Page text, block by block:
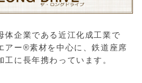
体企業である近江化成工業で
アー®素材を中心に、鉄道座席
工に長年携わっています。